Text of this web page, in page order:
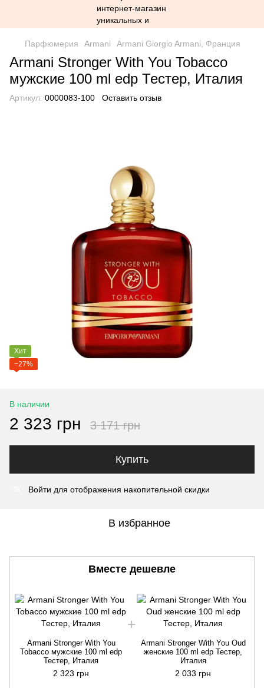
Парфюмерия Armani Armani Giorgio Armani, Франция
Armani Stronger With You Tobacco
мужские 100 ml edp Тестер, Италия
Артикул: 0000083-100 Оставить отзыв
Хит
−27%
В наличии
2 323 грн 3 171 грн
Купить
Войти для отображения накопительной скидки
В избранное
Вместе дешевле
Armani Stronger With You
Tobacco мужские 100 ml edp
Тестер, Италия
2 323 грн
Armani Stronger With You Oud
женские 100 ml edp Тестер,
Италия
2 033 грн